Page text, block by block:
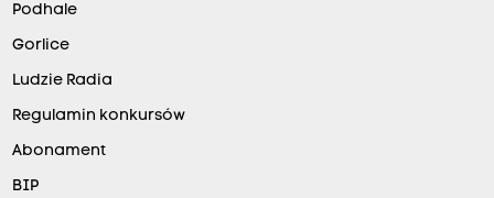
Podhale
Gorlice
Ludzie Radia
Regulamin konkursów
Abonament
BIP